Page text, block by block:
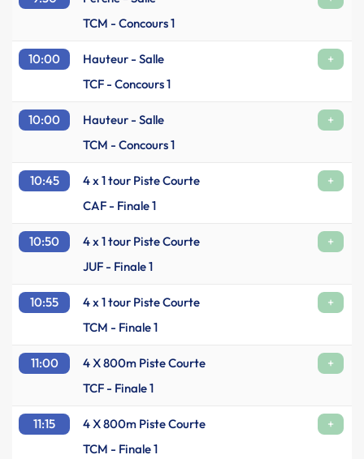
TCM - Concours 1
10:00 Hauteur - Salle
+
TCF - Concours 1
10:00 Hauteur - Salle
+
TCM - Concours 1
10:45 4 x 1 tour Piste Courte
+
CAF - Finale 1
10:50 4 x 1 tour Piste Courte
+
JUF - Finale 1
10:55 4 x 1 tour Piste Courte
+
TCM - Finale 1
11:00 4 X 800m Piste Courte
+
TCF - Finale 1
11:15 4 X 800m Piste Courte
+
TCM - Finale 1